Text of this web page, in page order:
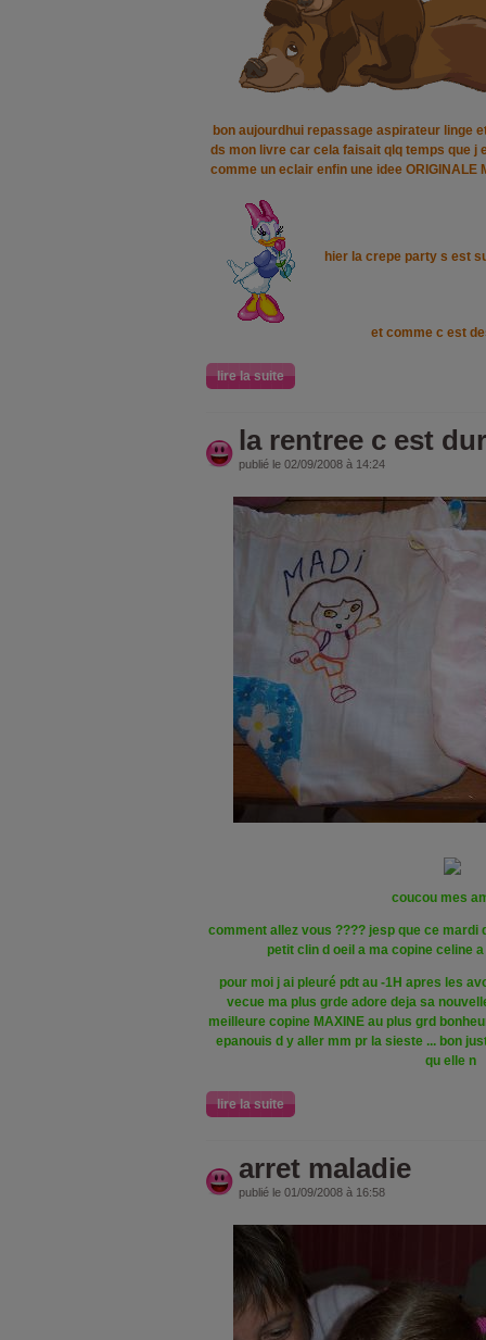
bon aujourdhui repassage aspirateur linge
ds mon livre car cela faisait qlq temps que j
comme un eclair enfin une idee
hier la crepe party s est
et comme c est
lire la suite
la rentree c est
publié le 02/09/2008 à 14:24
coucou mes
comment allez vous ???? jesp que ce mardi
petit clin d oeil a ma copine celine
pour moi j ai pleuré pdt au -1H apres les
vecue ma plus grde adore deja sa
meilleure copine MAXINE au plus grd
epanouis d y aller mm pr la sieste ... bon
qu elle n
lire la suite
arret maladie
publié le 01/09/2008 à 16:58